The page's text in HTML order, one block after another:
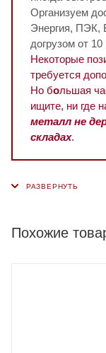
Организуем
Энергия, ПЭК,
догрузом от
Некоторые
требуется
Но большая
ищите, ни где
металл не
складах.
Похожие